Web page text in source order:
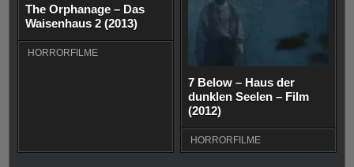
The Orphanage – Das
Waisenhaus 2 (2013)
HORRORFILME
7 Below – Haus der
dunklen Seelen – Film
(2012)
HORRORFILME